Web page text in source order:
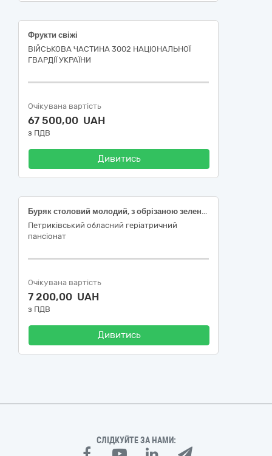
Фрукти свіжі
ВІЙСЬКОВА ЧАСТИНА 3002 НАЦІОНАЛЬНОЇ
ГВАРДІЇ УКРАЇНИ
Очікувана вартість
67 500,00 UAH
з ПДВ
Дивитись
Буряк столовий молодий, з обрізаною зеленню, першого товарного сорту; Капуста білоголова свіжа, ранньостигла, ДСТУ 7037; Огірки свіжі, тепличні, короткоплідні (до 14см), ДСТУ 3247.
Петриківський обласний геріатричний
пансіонат
Очікувана вартість
7 200,00 UAH
з ПДВ
Дивитись
СЛІДКУЙТЕ ЗА НАМИ: